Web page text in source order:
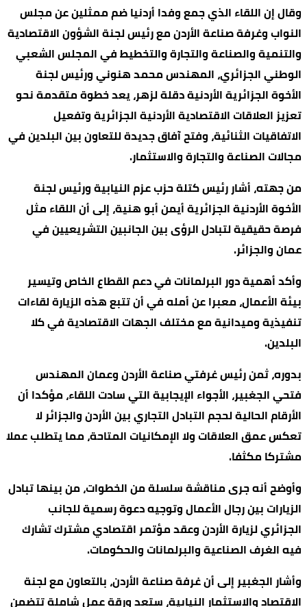
وقال إن اللقاء الذي جمع وفدا أردنيا ضم ممثلين عن مجلس
النواب وغرفة صناعة الأردن مع رئيس لجنة الشؤون الاقتصادية
والتنمية والصناعة والتجارة والتخطيط في المجلس الشعبي
الوطني الجزائري، المهندس محمد هنوني ورئيس لجنة
الأخوة الجزائرية الأردنية دقلة لزهر، يعد خطوة متقدمة نحو
تعزيز العلاقات الاقتصادية الأردنية الجزائرية وتفعيل
الاتفاقيات الثنائية، وفتح آفاق جديدة للتعاون بين البلدين في
مجالات الصناعة والتجارة والاستثمار.
من جهته، أشار رئيس كتلة حزب عزم النيابية ورئيس لجنة
الأخوة الأردنية الجزائرية أيمن أبو هنية، إلى أن اللقاء مثل
فرصة حقيقية لتبادل الرؤى بين الجانبين التشريعيين في
عمان والجزائر.
وأكد أهمية دور البرلمانات في دعم القطاع الخاص وتيسير
بيئة الأعمال، معبرا عن أمله في أن تتبع هذه الزيارة لقاءات
تنفيذية وميدانية مع مختلف الجهات الاقتصادية في كلا
البلدين.
بدوره، ثمن رئيس غرفتي صناعة الأردن وعمان المهندس
فتحي الجغبير، الأجواء الإيجابية التي سادت اللقاء، مؤكدا أن
الأرقام الحالية لحجم التبادل التجاري بين الأردن والجزائر لا
تعكس عمق العلاقات ولا الإمكانيات المتاحة، مما يتطلب عملا
مشتركا مكثفا.
وأوضح أنه جرى مناقشة سلسلة من الخطوات، من بينها تبادل
الزيارات بين رجال الأعمال وتوجيه دعوة رسمية للجانب
الجزائري لزيارة الأردن وعقد مؤتمر اقتصادي مشترك تشارك
فيه الغرف الصناعية والبرلمانات والحكومات.
وأشار الجغبير إلى أن غرفة صناعة الأردن، بالتعاون مع لجنة
الاقتصاد والاستثمار النيابية، ستعد ورقة عمل شاملة تتضمن